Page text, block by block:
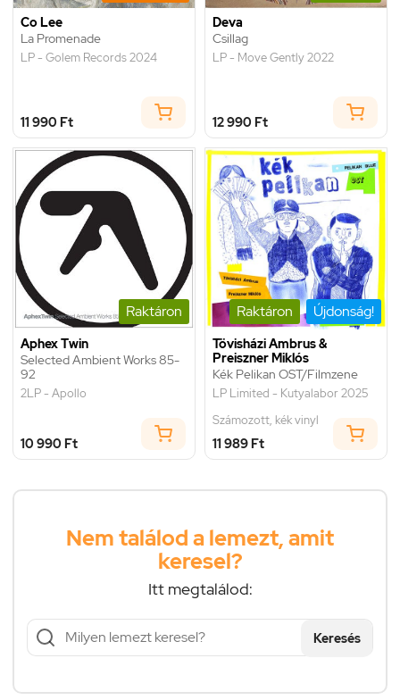
Co Lee
La Promenade
LP - Golem Records 2024
11 990 Ft
Deva
Csillag
LP - Move Gently 2022
12 990 Ft
Raktáron
Aphex Twin
Selected Ambient Works 85-
92
2LP - Apollo
10 990 Ft
Raktáron Újdonság!
Tövisházi Ambrus &
Preiszner Miklós
Kék Pelikan OST/Filmzene
LP Limited - Kutyalabor 2025
Számozott, kék vinyl
11 989 Ft
Nem találod a lemezt, amit
keresel?
Itt megtalálod:
Keresés